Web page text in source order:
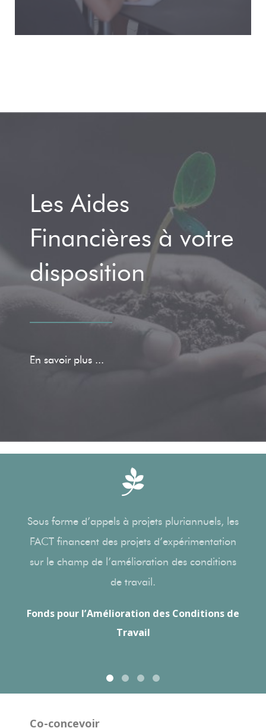
Les Aides
Financières à votre
disposition
En savoir plus ...
Sous forme d’appels à projets pluriannuels, les
FACT financent des projets d’expérimentation
sur le champ de l’amélioration des conditions
de travail.
Fonds pour l’Amélioration des Conditions de
Travail
Co-concevoir